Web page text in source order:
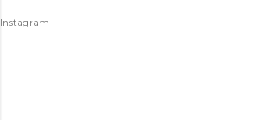
Instagram